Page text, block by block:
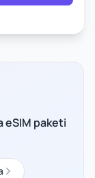
eSIM paketi